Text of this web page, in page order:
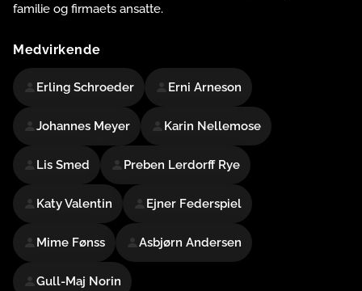
familie og firmaets ansatte.
Medvirkende
Erling Schroeder Erni Arneson
Johannes Meyer Karin Nellemose
Lis Smed Preben Lerdorff Rye
Katy Valentin Ejner Federspiel
Mime Fønss Asbjørn Andersen
Gull-Maj Norin